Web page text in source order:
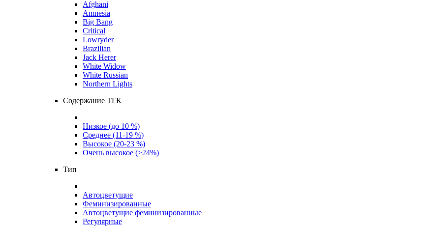
Afghani
Amnesia
Big Bang
Critical
Lowryder
Brazilian
Jack Herer
White Widow
White Russian
Northern Lights
Содержание ТГК
Низкое (до 10 %)
Среднее (11-19 %)
Высокое (20-23 %)
Очень высокое (>24%)
Тип
Автоцветущие
Феминизированные
Автоцветущие феминизированные
Регулярные